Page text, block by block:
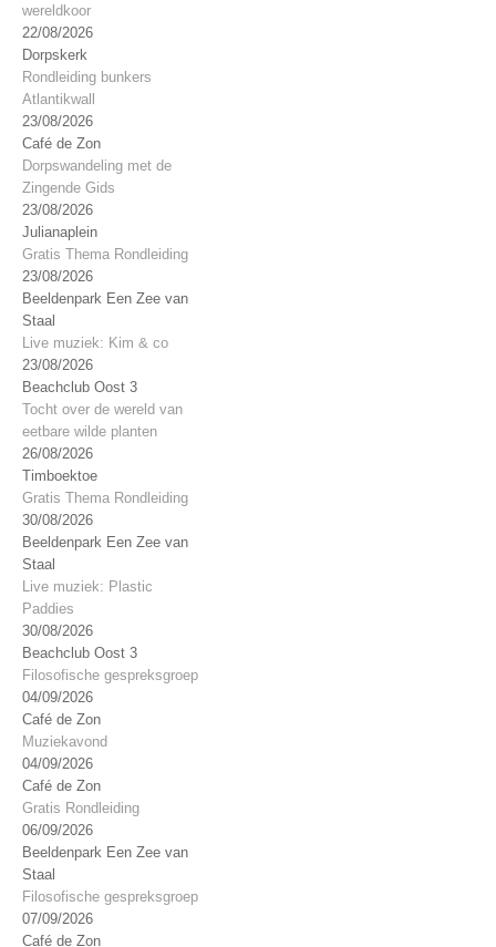
wereldkoor
22/08/2026
Dorpskerk
Rondleiding bunkers
Atlantikwall
23/08/2026
Café de Zon
Dorpswandeling met de
Zingende Gids
23/08/2026
Julianaplein
Gratis Thema Rondleiding
23/08/2026
Beeldenpark Een Zee van
Staal
Live muziek: Kim & co
23/08/2026
Beachclub Oost 3
Tocht over de wereld van
eetbare wilde planten
26/08/2026
Timboektoe
Gratis Thema Rondleiding
30/08/2026
Beeldenpark Een Zee van
Staal
Live muziek: Plastic
Paddies
30/08/2026
Beachclub Oost 3
Filosofische gespreksgroep
04/09/2026
Café de Zon
Muziekavond
04/09/2026
Café de Zon
Gratis Rondleiding
06/09/2026
Beeldenpark Een Zee van
Staal
Filosofische gespreksgroep
07/09/2026
Café de Zon